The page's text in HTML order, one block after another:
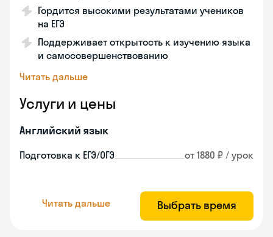
Гордится высокими результатами учеников
на ЕГЭ
Поддерживает открытость к изучению языка
и самосовершенствованию
Читать дальше
Услуги и цены
Английский язык
Подготовка к ЕГЭ/ОГЭ от 1880 ₽ / урок
Читать дальше Выбрать время